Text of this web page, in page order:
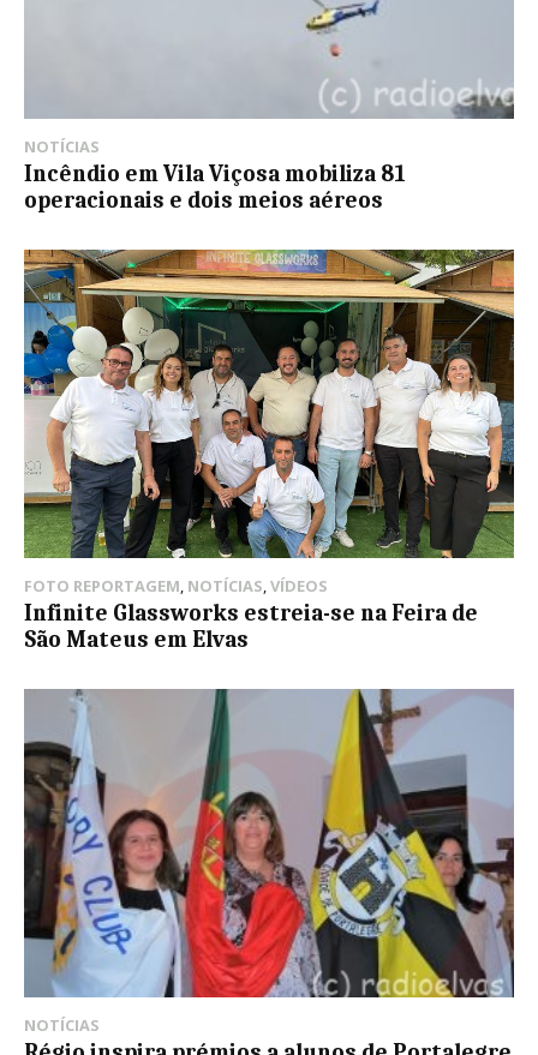
NOTÍCIAS
Incêndio em Vila Viçosa mobiliza 81
operacionais e dois meios aéreos
FOTO REPORTAGEM, NOTÍCIAS,VÍDEOS
Infinite Glassworks estreia-se na Feira de
São Mateus em Elvas
NOTÍCIAS